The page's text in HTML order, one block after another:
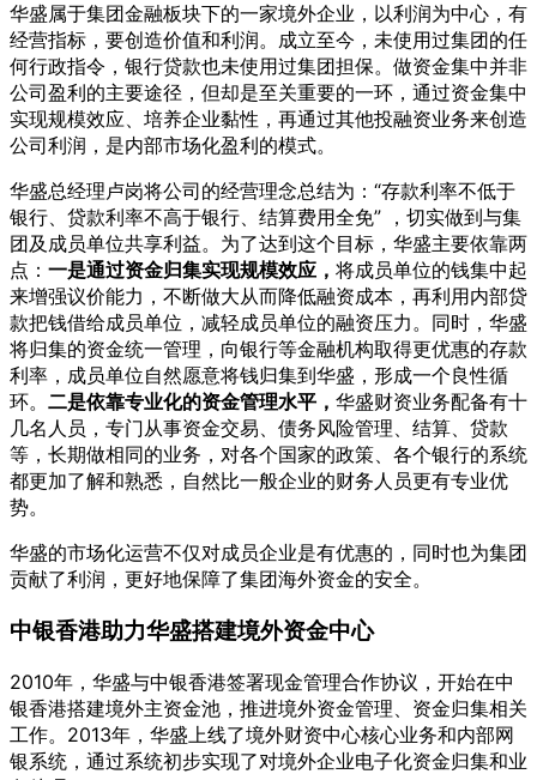
华盛属于集团金融板块下的一家境外企业，以利润为中心，有
经营指标，要创造价值和利润。成立至今，未使用过集团的任
何行政指令，银行贷款也未使用过集团担保。做资金集中并非
公司盈利的主要途径，但却是至关重要的一环，通过资金集中
实现规模效应、培养企业黏性，再通过其他投融资业务来创造
公司利润，是内部市场化盈利的模式。
华盛总经理卢岗将公司的经营理念总结为：“存款利率不低于
银行、贷款利率不高于银行、结算费用全免” ，切实做到与集
团及成员单位共享利益。为了达到这个目标，华盛主要依靠两
点： 一是通过资金归集实现规模效应， 将成员单位的钱集中起
来增强议价能力，不断做大从而降低融资成本，再利用内部贷
款把钱借给成员单位，减轻成员单位的融资压力。同时，华盛
将归集的资金统一管理，向银行等金融机构取得更优惠的存款
利率，成员单位自然愿意将钱归集到华盛，形成一个良性循
环。 二是依靠专业化的资金管理水平， 华盛财资业务配备有十
几名人员，专门从事资金交易、债务风险管理、结算、贷款
等，长期做相同的业务，对各个国家的政策、各个银行的系统
都更加了解和熟悉，自然比一般企业的财务人员更有专业优
势。
华盛的市场化运营不仅对成员企业是有优惠的，同时也为集团
贡献了利润，更好地保障了集团海外资金的安全。
中银香港助力华盛搭建境外资金中心
2010年，华盛与中银香港签署现金管理合作协议，开始在中
银香港搭建境外主资金池，推进境外资金管理、资金归集相关
工作。2013年，华盛上线了境外财资中心核心业务和内部网
银系统，通过系统初步实现了对境外企业电子化资金归集和业